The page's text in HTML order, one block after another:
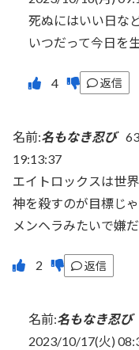
死ぬにはいい日な
いつだって今日を
返信
名前:名もなき忍び
19:13:37
エイトロックスは世
神を殺すのが目標じ
メンヘラみたいで嫌
返信
名前:名もなき忍び
2023/10/17(火)